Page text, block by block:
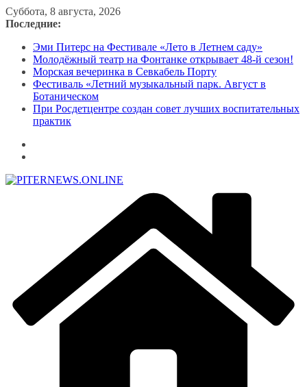
Перейти
к
Суббота, 8 августа, 2026
Последние:
Эми Питерс на Фестивале «Лето в Летнем саду»
Молодёжный театр на Фонтанке открывает 48-й сезон!
Морская вечеринка в Севкабель Порту
Фестиваль «Летний музыкальный парк. Август в
Ботаническом
При Росдетцентре создан совет лучших воспитательных
практик